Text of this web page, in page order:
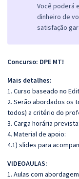
Você poderá
dinheiro de
satisfação
Concurso: DPE MT!
Mais detalhes:
1. Curso baseado no
2. Serão abordados os
todos) a critério do
3. Carga horária
4. Material de apoio:
4.1) slides para
VIDEOAULAS:
1. Aulas com